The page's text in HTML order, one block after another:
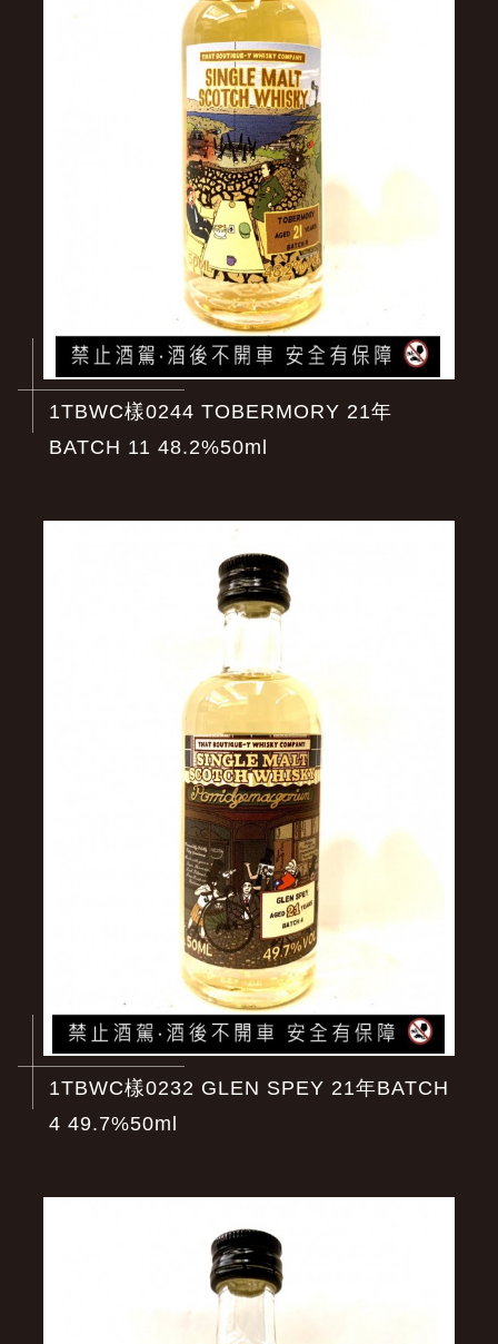
1TBWC樣0244 TOBERMORY 21年
BATCH 11 48.2%50ml
1TBWC樣0232 GLEN SPEY 21年BATCH
4 49.7%50ml